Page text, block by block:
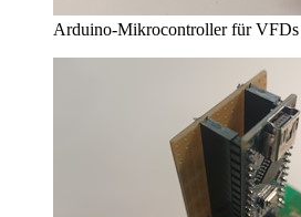
Arduino-Mikrocontroller für VFDs